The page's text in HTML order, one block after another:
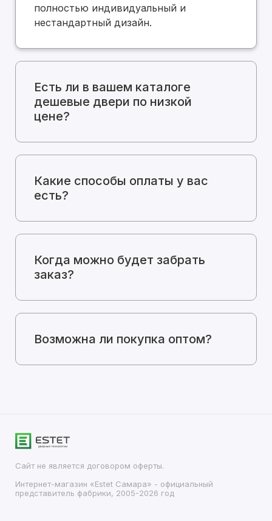
полностью индивидуальный и
нестандартный дизайн.
Есть ли в вашем каталоге
дешевые двери по низкой
цене?
Какие способы оплаты у вас
есть?
Когда можно будет забрать
заказ?
Возможна ли покупка оптом?
Сайт не является договором оферты.
Интернет-магазин «Estet Самара» - официальный
представитель фабрики, 2005-2026 год